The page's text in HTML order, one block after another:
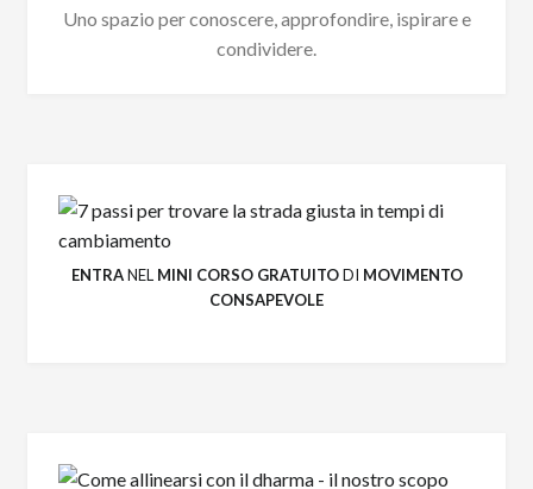
Uno spazio per conoscere, approfondire, ispirare e
condividere.
ENTRANELMINI CORSO GRATUITODI MOVIMENTO
CONSAPEVOLE